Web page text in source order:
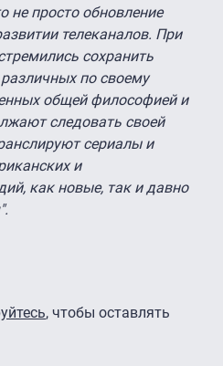
не просто обновление
телеканалов. При
сохранить
по своему
общей философией и
следовать своей
сериалы и
и
как новые, так и давно
, чтобы оставлять